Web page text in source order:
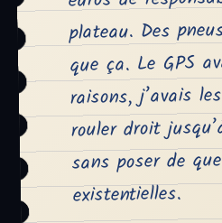
plateau. Des
que ça. Le GPS
raisons, j’avais
rouler droit
sans poser de
existentielles.